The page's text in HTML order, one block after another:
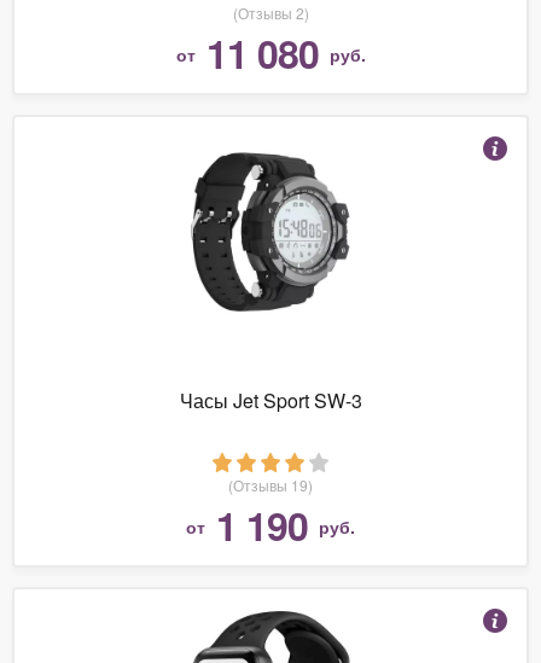
(Отзывы 2)
от 11 080 руб.
Часы Jet Sport SW-3
(Отзывы 19)
от 1 190 руб.